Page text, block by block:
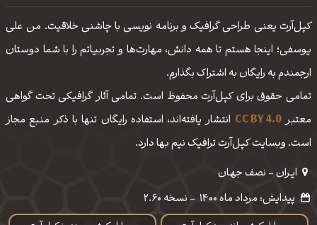
کپل‌آرت یعنی طراحی گرافیک و برنامه نویسی با چاشنی خلاقیت. من علی
یوسفی؛ اینجا هستم تا همه دانش، مهارت‌‌ها و تجربیاتم را با شما دوستان
ارجمندم به رایگان به اشتراک بگذارم.
تمامی حقوق برای کپل‌آرت محفوظ است. تمامی آثار گرافیکی تحت گواهی
معتبرCC BY 4.0 انتشار یافته‌اند، استفاده رایگان تنها با ذکر منبع مجاز
است. وبسایت کپل‌آرت ترافیک نیم بها دارد.
ایـران - نصف جهـان
پیدایش: مرداد ماه 1400 - نسخه 2.60